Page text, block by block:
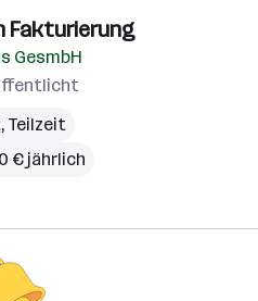
Fakturierung
GesmbH
Teilzeit
€ jährlich